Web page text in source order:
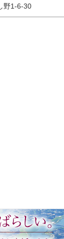
野1-6-30